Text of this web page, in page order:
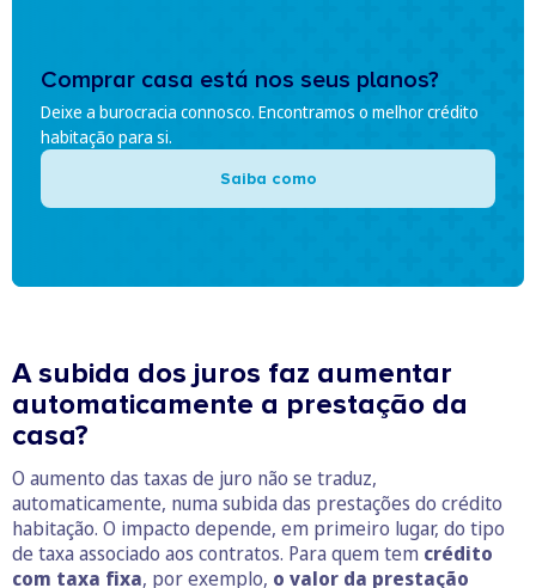
Comprar casa está nos seus planos?
Deixe a burocracia connosco. Encontramos o melhor crédito
habitação para si.
Saiba como
A subida dos juros faz aumentar
automaticamente a prestação da
casa?
O aumento das taxas de juro não se traduz,
automaticamente, numa subida das prestações do crédito
habitação. O impacto depende, em primeiro lugar, do tipo
de taxa associado aos contratos. Para quem tem crédito
com taxa fixa, por exemplo, o valor da prestação